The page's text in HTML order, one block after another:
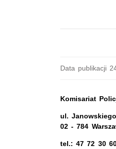
Data publikacji
Komisariat
ul.
02 - 784
tel.: 47 72 30